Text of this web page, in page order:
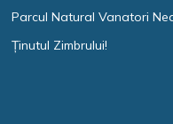
Parcul Natural Vanatori
Ținutul Zimbrului!